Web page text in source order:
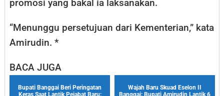
promosi yang bakal ia laksanakan.
“Menunggu persetujuan dari Kementerian,” kata
Amirudin. *
BACA JUGA
Bupati Banggai Beri Peringatan
Keras Saat Lantik Pejabat Baru:
Wajah Baru Skuad Eselon II
Banggai: Bupati Amirudin Lantik 6